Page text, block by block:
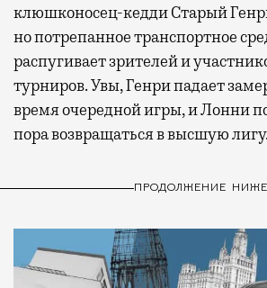
клюшконосец-кедди Старый
но потрепанное транспортное
распугивает зрителей и
турниров. Увы, Генри падает
время очередной игры, и Лонни
пора возвращаться в высшую лигу.
ПРОДОЛЖЕНИЕ